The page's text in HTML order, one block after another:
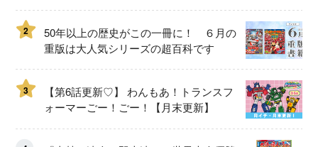
2
50年以上の歴史がこの一冊に！ ６月の
重版は大人気シリーズの超百科です
3
【第6話更新♡】 わんもあ！トランスフ
ォーマーごー！ごー！【月末更新】